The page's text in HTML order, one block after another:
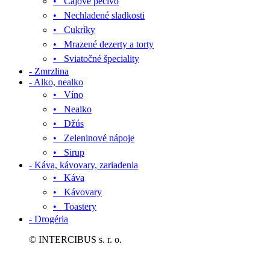
• Nechladené sladkosti
• Cukríky
• Mrazené dezerty a torty
• Sviatočné špeciality
- Zmrzlina
- Alko, nealko
• Víno
• Nealko
• Džús
• Zeleninové nápoje
• Sirup
- Káva, kávovary, zariadenia
• Káva
• Kávovary
• Toastery
- Drogéria
© INTERCIBUS s. r. o.